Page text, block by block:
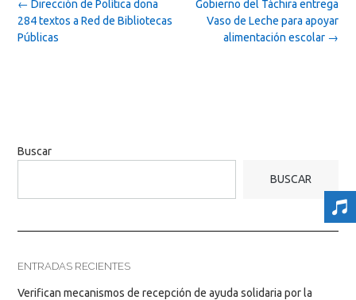
Post
navigation
Gobierno del Táchira entrega
Vaso de Leche para apoyar
alimentación escolar →
← Dirección de Política dona
284 textos a Red de Bibliotecas
Públicas
Buscar
BUSCAR
ENTRADAS RECIENTES
Verifican mecanismos de recepción de ayuda solidaria por la